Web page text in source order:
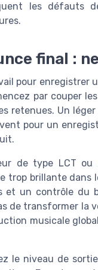
les défauts
final :
pour enregistrer
par couper
retenues. Un
pour un
de type LCT
trop brillante dans
et un contrôle du
de transformer
musicale
le niveau de